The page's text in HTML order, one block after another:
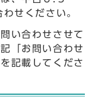
せください。
い合わせさせて
「お問い合わせ
記載してくださ